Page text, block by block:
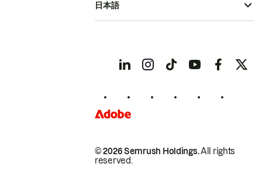
© 2026 Semrush Holdings.All rights
reserved.
日本語